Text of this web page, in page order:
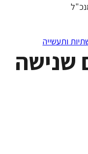
ותעשייה
שנישה